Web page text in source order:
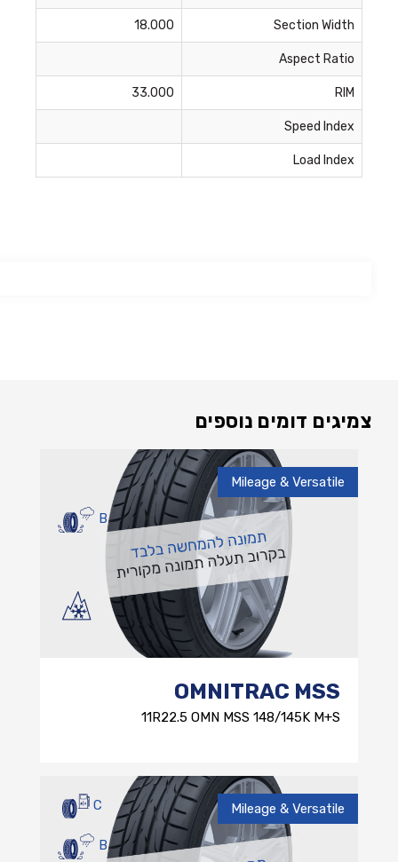
Section Width
18.000
Aspect Ratio
RIM
33.000
Speed Index
Load Index
צמיגים דומים נוספים
Mileage & Versatile
B
OMNITRAC MSS
11R22.5 OMN MSS 148/145K M+S
Mileage & Versatile
C
B